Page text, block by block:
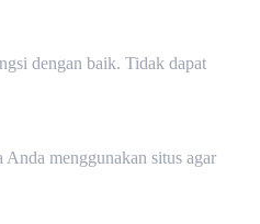
dengan baik. Tidak dapat
menggunakan situs agar